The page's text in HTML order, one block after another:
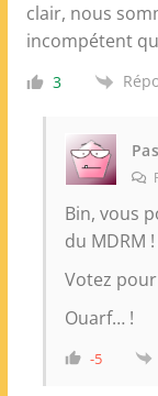
clair, nous
incompétent
3
Bin, vous
du MDRM !
Votez pour
Ouarf… !
-5